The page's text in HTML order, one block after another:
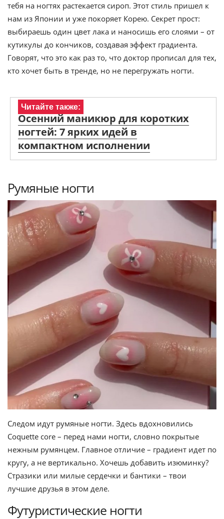
тебя на ногтях растекается сироп. Этот стиль пришел к
нам из Японии и уже покоряет Корею. Секрет прост:
выбираешь один цвет лака и наносишь его слоями – от
кутикулы до кончиков, создавая эффект градиента.
Говорят, что это как раз то, что доктор прописал для тех,
кто хочет быть в тренде, но не перегружать ногти.
Читайте также:
Осенний маникюр для коротких
ногтей: 7 ярких идей в
компактном исполнении
Румяные ногти
Следом идут румяные ногти. Здесь вдохновились
Coquette core – перед нами ногти, словно покрытые
нежным румянцем. Главное отличие – градиент идет по
кругу, а не вертикально. Хочешь добавить изюминку?
Стразики или милые сердечки и бантики – твои
лучшие друзья в этом деле.
Футуристические ногти